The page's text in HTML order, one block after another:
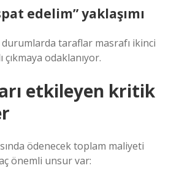
edelim” yaklaşımı
durumlarda taraflar masrafı ikinci
çıkmaya odaklanıyor.
etkileyen kritik
ödenecek toplam maliyeti
önemli unsur var: